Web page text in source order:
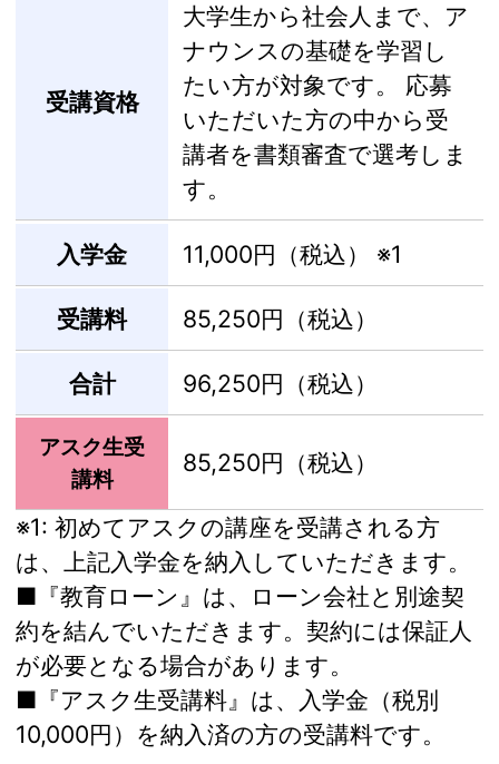
受講資格
大学生から社会人まで、ア
ナウンスの基礎を学習し
たい方が対象です。 応募
いただいた方の中から受
講者を書類審査で選考しま
す。
入学金 11,000円（税込） ※1
受講料 85,250円（税込）
合計 96,250円（税込）
アスク生受
講料
85,250円（税込）
※1: 初めてアスクの講座を受講される方
は、上記入学金を納入していただきます。
■『教育ローン』は、ローン会社と別途契
約を結んでいただきます。契約には保証人
が必要となる場合があります。
■『アスク生受講料』は、入学金（税別
10,000円）を納入済の方の受講料です。